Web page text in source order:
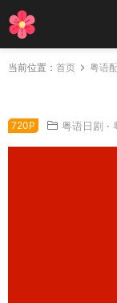
当前位置： 首页 粤语
720P 粤语日剧 ·